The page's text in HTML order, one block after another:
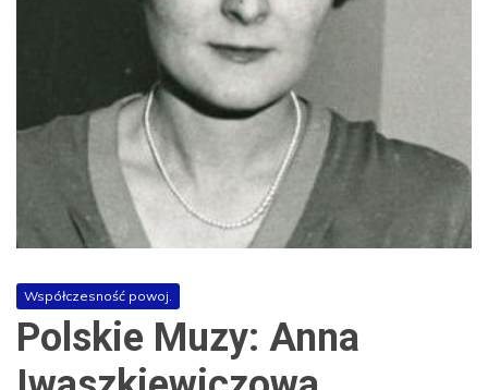
Współczesność powoj.
Polskie Muzy: Anna